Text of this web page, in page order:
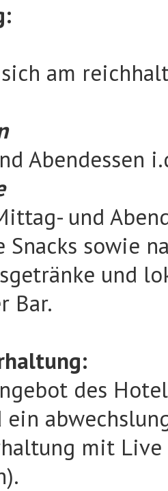
am
Abendessen
und
Snacks sowie
und
Bar.
des
ein
mit Live